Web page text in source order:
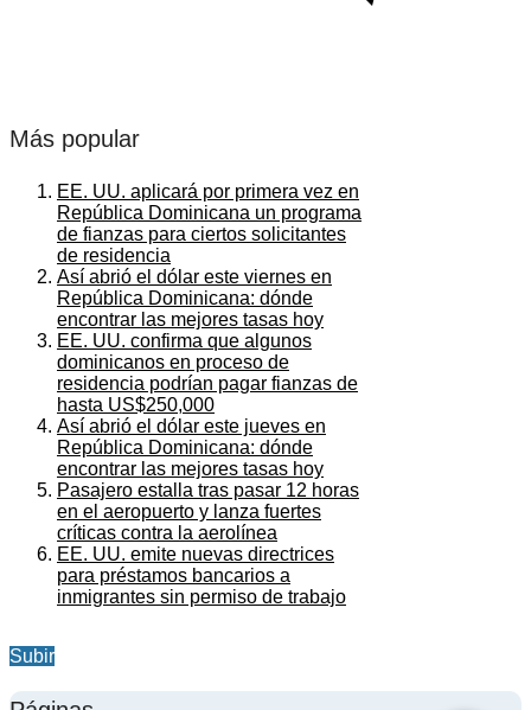
Más popular
EE. UU. aplicará por primera vez en
República Dominicana un programa
de fianzas para ciertos solicitantes
de residencia
Así abrió el dólar este viernes en
República Dominicana: dónde
encontrar las mejores tasas hoy
EE. UU. confirma que algunos
dominicanos en proceso de
residencia podrían pagar fianzas de
hasta US$250,000
Así abrió el dólar este jueves en
República Dominicana: dónde
encontrar las mejores tasas hoy
Pasajero estalla tras pasar 12 horas
en el aeropuerto y lanza fuertes
críticas contra la aerolínea
EE. UU. emite nuevas directrices
para préstamos bancarios a
inmigrantes sin permiso de trabajo
Subir